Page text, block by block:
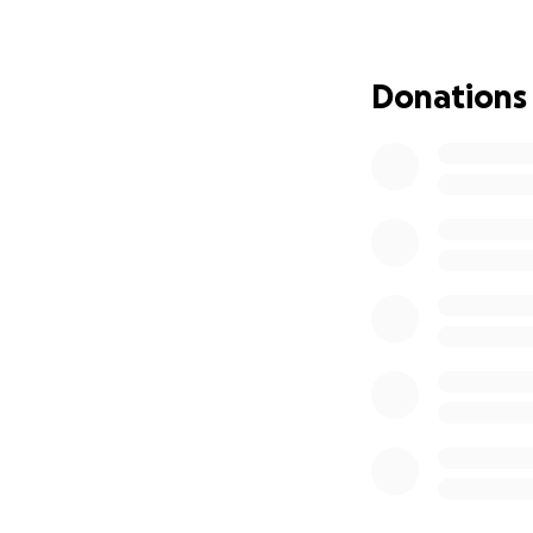
finden.“ Dieses
umgesetzt
Donations